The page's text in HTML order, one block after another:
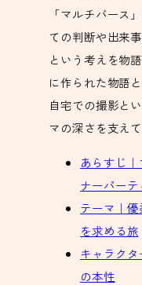
「マルチバース
ての判断や出来
という考えを物
に作られた物語
自宅での撮影と
マの深さを支えて
あらすじ
ナーパーテ
テーマ｜優
を求める旅
キャラク
の本性